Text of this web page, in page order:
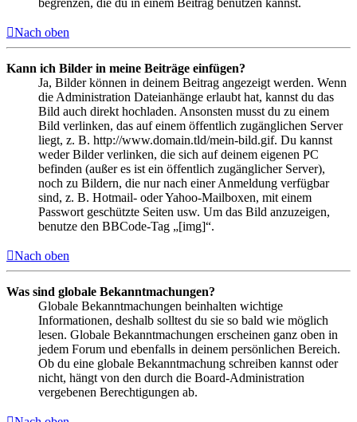
begrenzen, die du in einem Beitrag benutzen kannst.
Nach oben
Kann ich Bilder in meine Beiträge einfügen?
Ja, Bilder können in deinem Beitrag angezeigt werden. Wenn
die Administration Dateianhänge erlaubt hat, kannst du das
Bild auch direkt hochladen. Ansonsten musst du zu einem
Bild verlinken, das auf einem öffentlich zugänglichen Server
liegt, z. B. http://www.domain.tld/mein-bild.gif. Du kannst
weder Bilder verlinken, die sich auf deinem eigenen PC
befinden (außer es ist ein öffentlich zugänglicher Server),
noch zu Bildern, die nur nach einer Anmeldung verfügbar
sind, z. B. Hotmail- oder Yahoo-Mailboxen, mit einem
Passwort geschützte Seiten usw. Um das Bild anzuzeigen,
benutze den BBCode-Tag „[img]“.
Nach oben
Was sind globale Bekanntmachungen?
Globale Bekanntmachungen beinhalten wichtige
Informationen, deshalb solltest du sie so bald wie möglich
lesen. Globale Bekanntmachungen erscheinen ganz oben in
jedem Forum und ebenfalls in deinem persönlichen Bereich.
Ob du eine globale Bekanntmachung schreiben kannst oder
nicht, hängt von den durch die Board-Administration
vergebenen Berechtigungen ab.